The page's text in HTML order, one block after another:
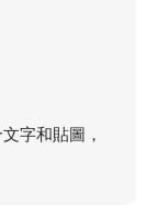
字和貼圖，